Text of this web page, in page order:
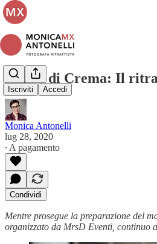
Iscriviti Accedi
Donne di Crema: Il
Monica Antonelli
lug 28, 2020
∙ A pagamento
Condividi
Mentre prosegue la preparazione del
organizzato da MrsD Eventi, continuo